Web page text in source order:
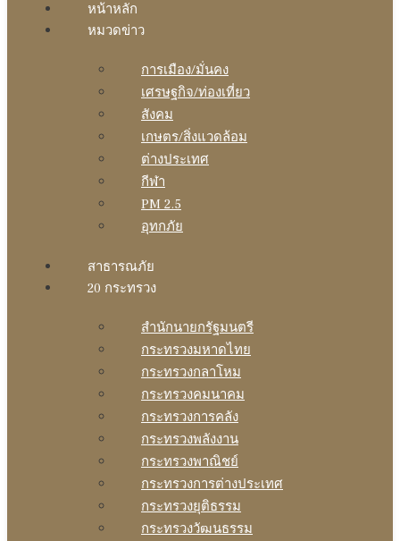
หน้าหลัก
หมวดข่าว
การเมือง/มั่นคง
เศรษฐกิจ/ท่องเที่ยว
สังคม
เกษตร/สิ่งแวดล้อม
ต่างประเทศ
กีฬา
PM 2.5
อุทกภัย
สาธารณภัย
20 กระทรวง
สํานักนายกรัฐมนตรี
กระทรวงมหาดไทย
กระทรวงกลาโหม
กระทรวงคมนาคม
กระทรวงการคลัง
กระทรวงพลังงาน
กระทรวงพาณิชย์
กระทรวงการต่างประเทศ
กระทรวงยุติธรรม
กระทรวงวัฒนธรรม